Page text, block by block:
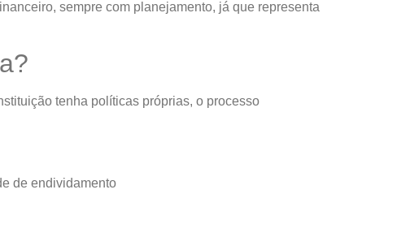
sempre com planejamento, já que representa
tenha políticas próprias, o processo
de endividamento